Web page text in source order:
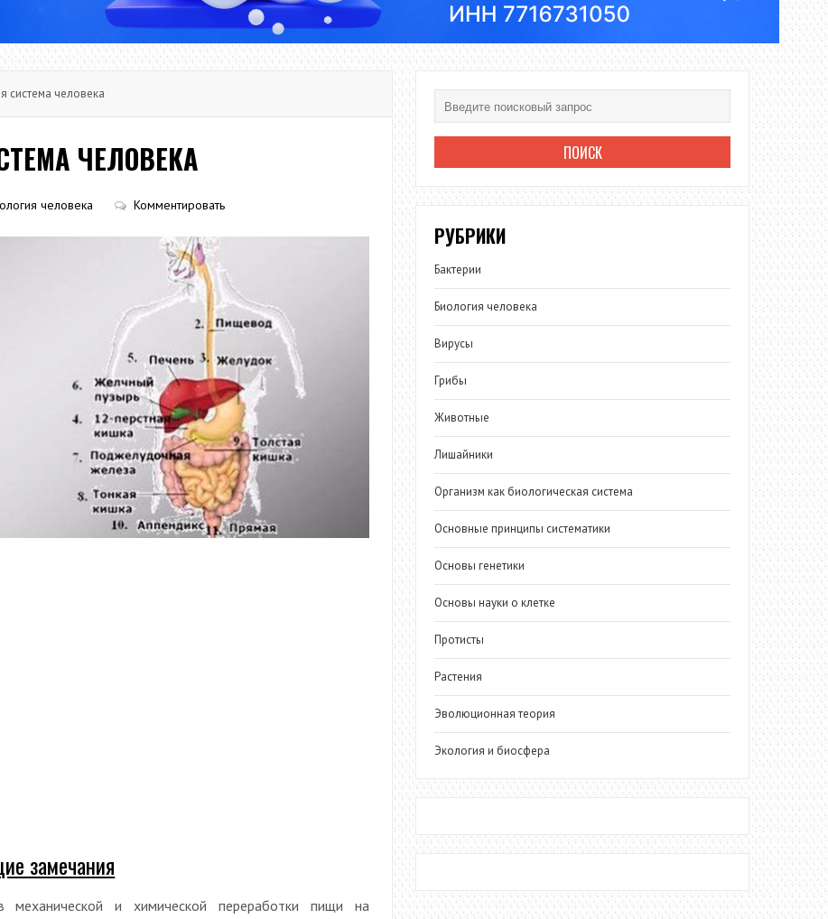
система человека
ЧЕЛОВЕКА
человека Комментировать
замечания
механической и химической переработки пищи на
РУБРИКИ
Бактерии
Биология человека
Вирусы
Грибы
Животные
Лишайники
Организм как биологическая система
Основные принципы систематики
Основы генетики
Основы науки о клетке
Протисты
Растения
Эволюционная теория
Экология и биосфера